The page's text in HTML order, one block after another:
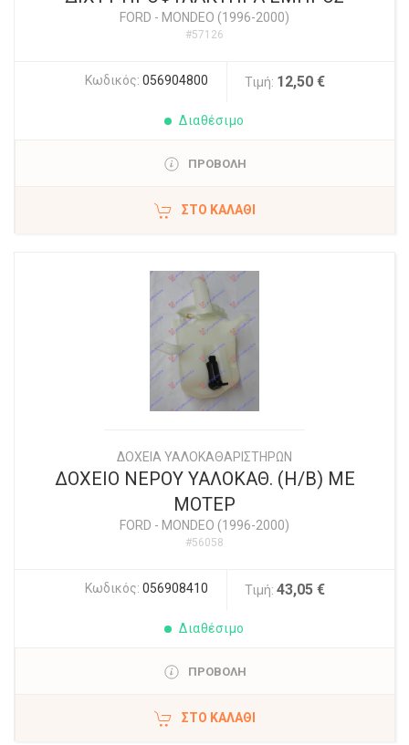
FORD - MONDEO (1996-2000)
#57126
Κωδικός: 056904800 Τιμή: 12,50 €
Διαθέσιμο
ΠΡΟΒΟΛΗ
ΣΤΟ ΚΑΛΆΘΙ
ΔΟΧΕΙΑ ΥΑΛΟΚΑΘΑΡΙΣΤΗΡΩΝ
ΔΟΧΕΙΟ ΝΕΡΟΥ ΥΑΛΟΚΑΘ. (Η/Β) ΜΕ
ΜΟΤΕΡ
FORD - MONDEO (1996-2000)
#56058
Κωδικός: 056908410 Τιμή: 43,05 €
Διαθέσιμο
ΠΡΟΒΟΛΗ
ΣΤΟ ΚΑΛΆΘΙ